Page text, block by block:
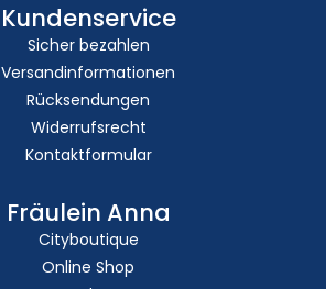
Kundenservice
Sicher bezahlen
Versandinformationen
Rücksendungen
Widerrufsrecht
Kontaktformular
Fräulein Anna
Cityboutique
Online Shop